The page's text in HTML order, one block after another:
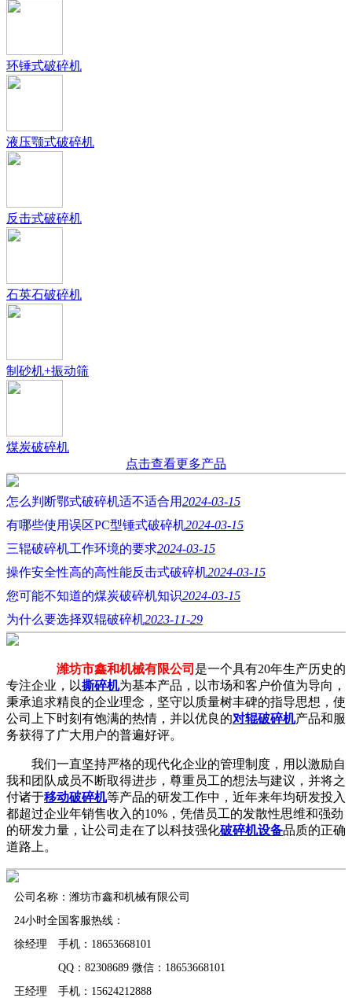
环锤式破碎机
液压颚式破碎机
反击式破碎机
石英石破碎机
制砂机+振动筛
煤炭破碎机
点击查看更多产品
怎么判断鄂式破碎机适不适合用2024-03-15
有哪些使用误区PC型锤式破碎机2024-03-15
三辊破碎机工作环境的要求2024-03-15
操作安全性高的高性能反击式破碎机2024-03-15
您可能不知道的煤炭破碎机知识2024-03-15
为什么要选择双辊破碎机2023-11-29
潍坊市鑫和机械有限公司 是一个具有20年生产历史的
专注企业，以撕碎机为基本产品，以市场和客户价值为导向，
秉承追求精良的企业理念，坚守以质量树丰碑的指导思想，使
公司上下时刻有饱满的热情，并以优良的对辊破碎机产品和服
务获得了广大用户的普遍好评。
我们一直坚持严格的现代化企业的管理制度，用以激励自
我和团队成员不断取得进步，尊重员工的想法与建议，并将之
付诸于移动破碎机等产品的研发工作中，近年来年均研发投入
都超过企业年销售收入的10%，凭借员工的发散性思维和强劲
的研发力量，让公司走在了以科技强化破碎机设备品质的正确
道路上。
公司名称：潍坊市鑫和机械有限公司
24小时全国客服热线：
徐经理 手机：18653668101
QQ：82308689 微信：18653668101
王经理 手机：15624212888